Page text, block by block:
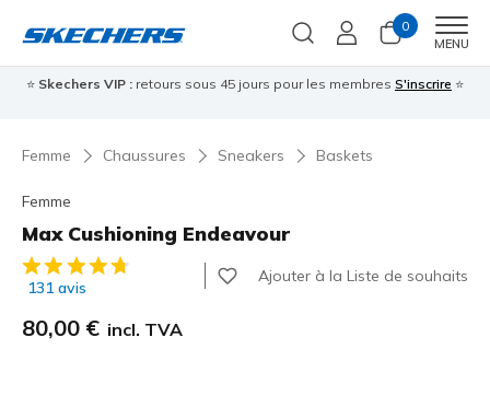
0
MENU
⭐ Skechers VIP : retours sous 45 jours pour les membres S'inscrire ⭐
Femme Chaussures Sneakers Baskets
Femme
Max Cushioning Endeavour
Évaluation client 5 sur 5
131 avis
Ajouter à la Liste de souhaits
80,00 € incl. TVA